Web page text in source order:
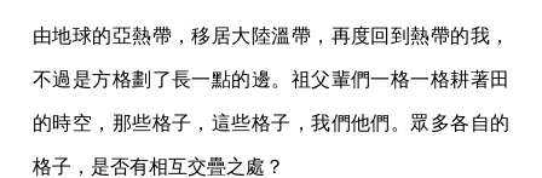
由地球的亞熱帶，移居大陸溫帶，再度回到熱帶的我，
不過是方格劃了長一點的邊。祖父輩們一格一格耕著田
的時空，那些格子，這些格子，我們他們。眾多各自的
格子，是否有相互交疊之處？